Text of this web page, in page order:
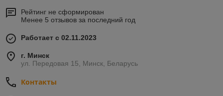
Рейтинг не сформирован
Менее 5 отзывов за последний год
Работает с 02.11.2023
г. Минск
ул. Передовая 15, Минск, Беларусь
Контакты